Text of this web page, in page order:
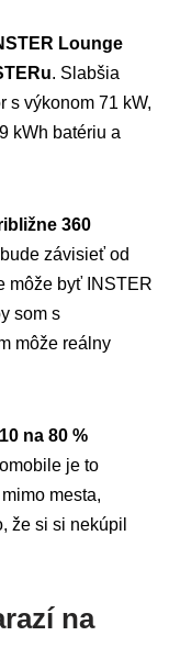
Lounge
. Slabšia
s výkonom 71 kW,
kWh batériu a
360
závisieť od
môže byť INSTER
som s
môže reálny
na 80 %
je to
mesta,
že si si nekúpil
na